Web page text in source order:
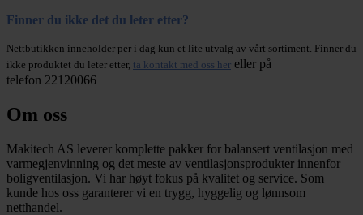
Finner du ikke det du leter etter?
Nettbutikken inneholder per i dag kun et lite utvalg av vårt sortiment. Finner du
ikke produktet du leter etter, ta kontakt med oss her eller på
telefon 22120066
Om oss
Makitech AS leverer komplette pakker for balansert ventilasjon med
varmegjenvinning og det meste av ventilasjonsprodukter innenfor
boligventilasjon. Vi har høyt fokus på kvalitet og service. Som
kunde hos oss garanterer vi en trygg, hyggelig og lønnsom
netthandel.